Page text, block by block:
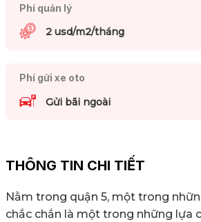
Phí quản lý
2 usd/m2/tháng
Phí gửi xe oto
Gửi bãi ngoài
THÔNG TIN CHI TIẾT
Nằm trong quận 5, một trong
chắc chắn là một trong những lựa